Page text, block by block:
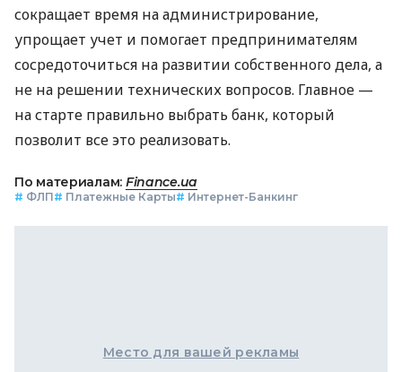
сокращает время на администрирование,
упрощает учет и помогает предпринимателям
сосредоточиться на развитии собственного дела, а
не на решении технических вопросов. Главное —
на старте правильно выбрать банк, который
позволит все это реализовать.
По материалам: Finance.ua
# ФЛП# Платежные Карты# Интернет-Банкинг
Место для вашей рекламы